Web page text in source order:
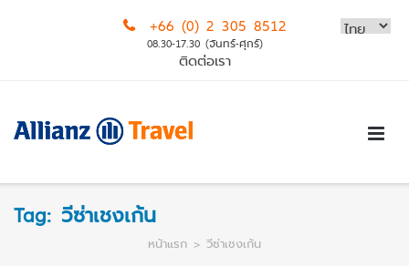
+66 (0) 2 305 8512
08.30-17.30 (จันทร์-ศุกร์)
ติดต่อเรา
Tag: วีซ่าเชงเก้น
หน้าแรก > วีซ่าเชงเก้น